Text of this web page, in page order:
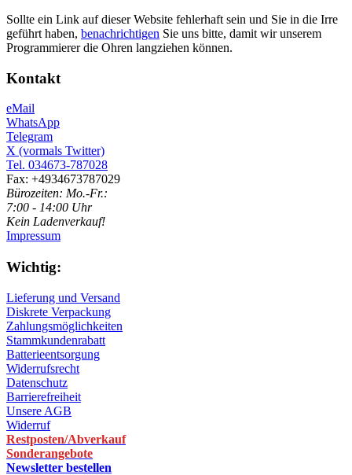
Sollte ein Link auf dieser Website fehlerhaft sein und Sie in die Irre
geführt haben, benachrichtigen Sie uns bitte, damit wir unserem
Programmierer die Ohren langziehen können.
Kontakt
eMail
WhatsApp
Telegram
X (vormals Twitter)
Tel. 034673-787028
Fax: +4934673787029
Bürozeiten: Mo.-Fr.:
7:00 - 14:00 Uhr
Kein Ladenverkauf!
Impressum
Wichtig:
Lieferung und Versand
Diskrete Verpackung
Zahlungsmöglichkeiten
Stammkundenrabatt
Batterieentsorgung
Widerrufsrecht
Datenschutz
Barrierefreiheit
Unsere AGB
Widerruf
Restposten/Abverkauf
Sonderangebote
Newsletter bestellen